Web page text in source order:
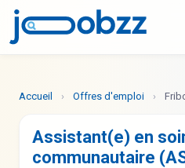
Accueil › Offres d'emploi ›
Assistant(e) en
communautaire